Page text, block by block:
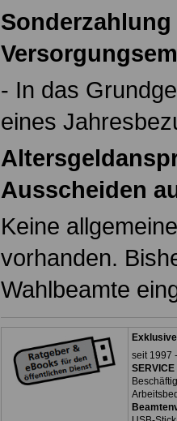
- In das
eines
Ausscheiden
Keine
vorhanden.
Wahlbeamte
seit 1997